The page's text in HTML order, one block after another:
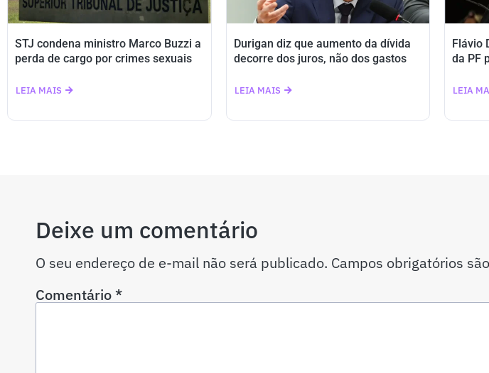
STJ condena ministro Marco Buzzi a
perda de cargo por crimes sexuais
LEIA MAIS
Durigan diz que aumento da dívida
decorre dos juros, não dos gastos
LEIA MAIS
Flávio
da PF
LEIA
Deixe um comentário
O seu endereço de e-mail não será publicado. Campos obrigatórios
Comentário*